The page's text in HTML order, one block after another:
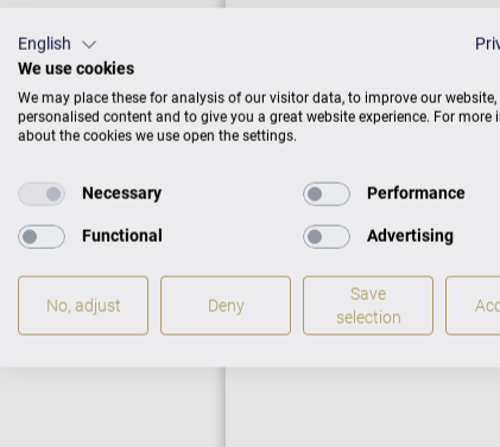
Bauliche
mit einem noblen,
Ton erhaben und
selbstverständlich
Auf Wunsch
Sie weiter unten
FLÜGEL IM
English
We use cookies
We may place these for analysis of our visitor data, to improve our website,
personalised content and to give you a great website experience. For more
about the cookies we use open the settings.
Necessary Performance
Functional Advertising
No, adjust Deny
Save
selection